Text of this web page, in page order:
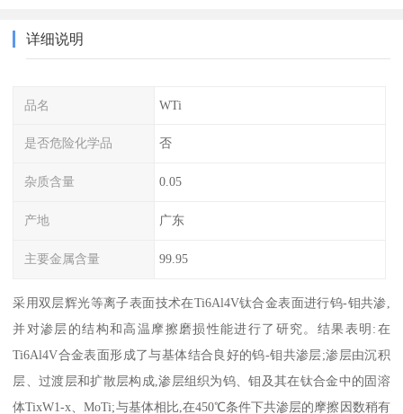
详细说明
品名 WTi
是否危险化学品 否
杂质含量 0.05
产地 广东
主要金属含量 99.95
采用双层辉光等离子表面技术在Ti6Al4V钛合金表面进行钨-钼共渗,
并对渗层的结构和高温摩擦磨损性能进行了研究。结果表明:在
Ti6Al4V合金表面形成了与基体结合良好的钨-钼共渗层;渗层由沉积
层、过渡层和扩散层构成,渗层组织为钨、钼及其在钛合金中的固溶
体TixW1-x、MoTi;与基体相比,在450℃条件下共渗层的摩擦因数稍有